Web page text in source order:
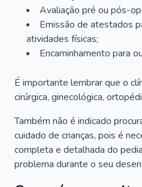
Avaliação pré ou pós-
Emissão de atestados
atividades físicas;
Encaminhamento para
É importante lembrar que o
cirúrgica, ginecológica,
Também não é indicado
cuidado de crianças, pois é
completa e detalhada do
problema durante o seu